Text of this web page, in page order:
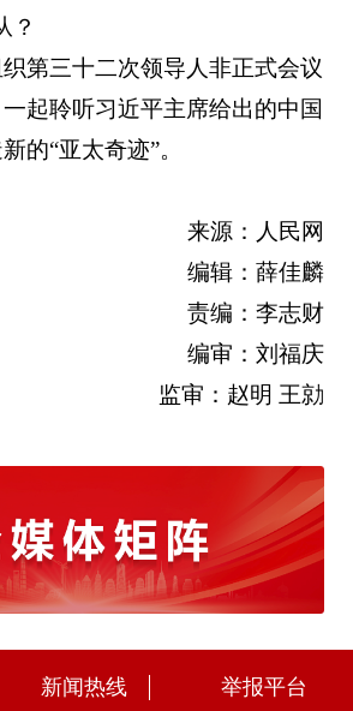
？
第三十二次领导人非正式会议
起聆听习近平主席给出的中国
的“亚太奇迹”。
来源：人民网
编辑：薛佳麟
责编：李志财
编审：刘福庆
监审：赵明 王勍
新闻热线 举报平台